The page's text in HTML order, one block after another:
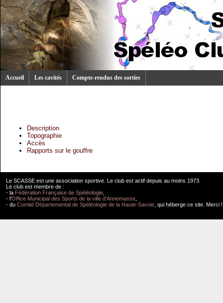
Accueil Les cavités Compte-rendus des sorties
Description
Topographie
Accès
Rapports sur le gouffre
Le SCASSE est une association sportive. Le club est actif depuis au moins 1973.
Le club est membre de :
- la Fédération Française de Spéléologie
- l'Office Municipal des Sports de la ville d'Annemasse
- duComité Départemental de Spéléologie de la Haute-Savoie , qui héberge ce site. Merci !